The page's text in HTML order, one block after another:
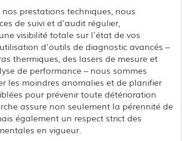
prestations techniques, nous
de suivi et d'audit régulier,
visibilité totale sur l'état de vos
d'outils de diagnostic avancés –
thermiques, des lasers de mesure et
de performance – nous sommes
les moindres anomalies et de planifier
pour prévenir toute détérioration
assure non seulement la pérennité de
également un respect strict des
en vigueur.